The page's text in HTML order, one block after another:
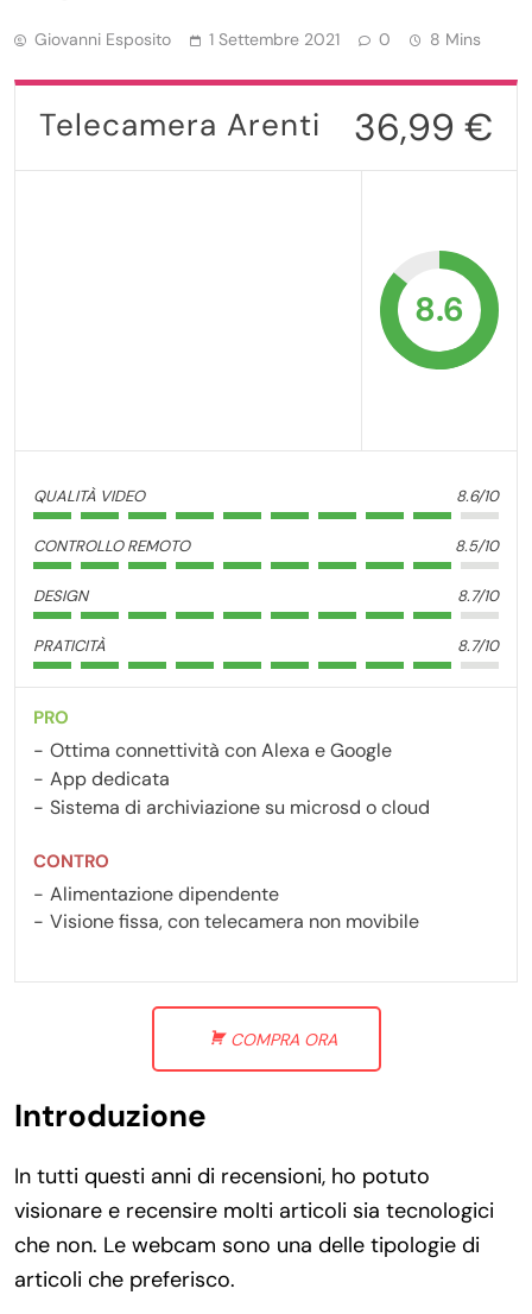
Giovanni Esposito 1 Settembre 2021 0 8 Mins
Telecamera Arenti 36,99 €
8.6
QUALITÀ VIDEO 8.6/10
CONTROLLO REMOTO 8.5/10
DESIGN 8.7/10
PRATICITÀ 8.7/10
PRO
Ottima connettività con Alexa e Google
App dedicata
Sistema di archiviazione su microsd o cloud
CONTRO
Alimentazione dipendente
Visione fissa, con telecamera non movibile
COMPRA ORA
Introduzione
In tutti questi anni di recensioni, ho potuto
visionare e recensire molti articoli sia tecnologici
che non. Le webcam sono una delle tipologie di
articoli che preferisco.